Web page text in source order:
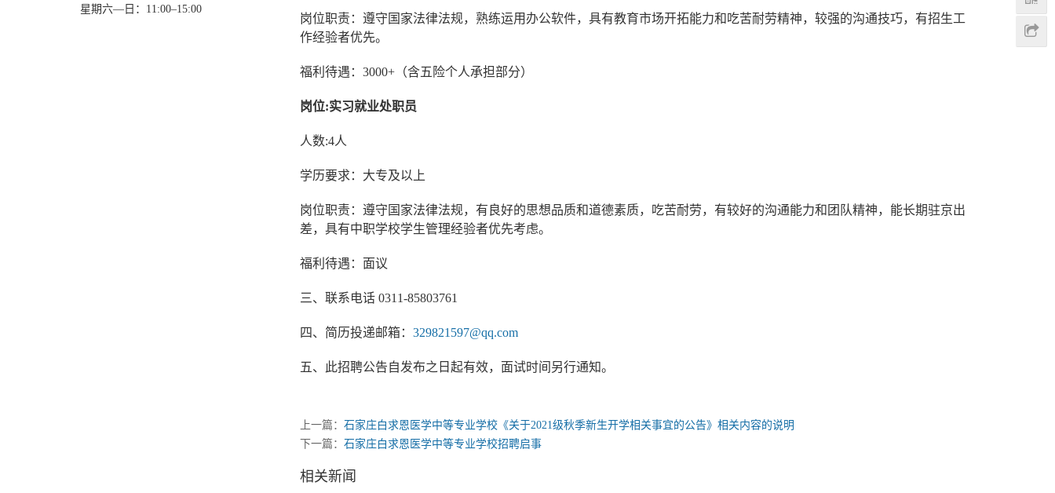
岗位职责：遵守国家法律法规，熟练运用办公软件，具有教育市场开拓能力和吃苦耐劳精神，较强的沟通技巧，有招生工
作经验者优先。
福利待遇：3000+（含五险个人承担部分）
岗位:实习就业处职员
人数:4人
学历要求：大专及以上
岗位职责：遵守国家法律法规，有良好的思想品质和道德素质，吃苦耐劳，有较好的沟通能力和团队精神，能长期驻京出
差，具有中职学校学生管理经验者优先考虑。
福利待遇：面议
三、联系电话 0311-85803761
四、简历投递邮箱： 329821597@qq.com
五、此招聘公告自发布之日起有效，面试时间另行通知。
上一篇： 石家庄白求恩医学中等专业学校《关于2021级秋季新生开学相关事宜的公告》相关内容的说明
下一篇： 石家庄白求恩医学中等专业学校招聘启事
相关新闻
星期六—日：11:00–15:00